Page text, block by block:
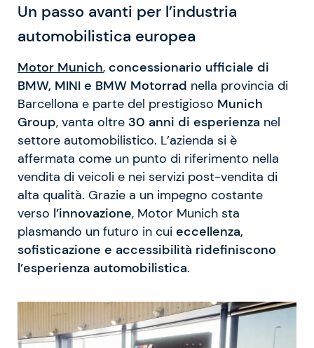
Un passo avanti per l’industria
automobilistica europea
Motor Munich, concessionario ufficiale di
BMW, MINI e BMW Motorrad nella provincia di
Barcellona e parte del prestigioso Munich
Group, vanta oltre 30 anni di esperienza nel
settore automobilistico. L’azienda si è
affermata come un punto di riferimento nella
vendita di veicoli e nei servizi post-vendita di
alta qualità. Grazie a un impegno costante
verso l’innovazione, Motor Munich sta
plasmando un futuro in cui eccellenza,
sofisticazione e accessibilità ridefiniscono
l’esperienza automobilistica.